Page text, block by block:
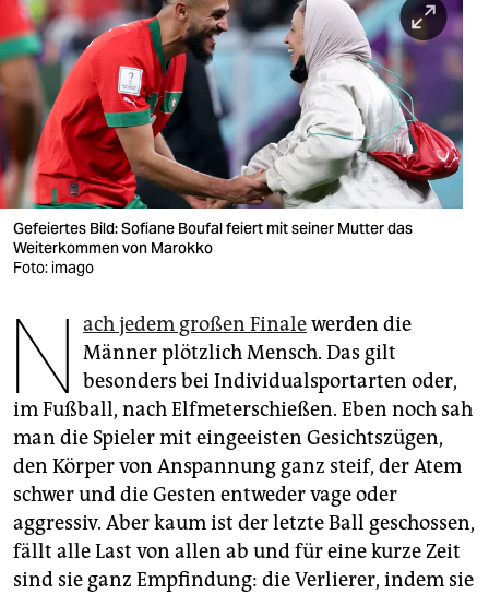
wahrheit
verlag
verlag
veranstaltungen
shop
fragen & hilfe
abo
genossenschaft
epaper login
Gefeiertes Bild: So­fiane Boufal feiert mit seiner Mutter das
Weiterkommen von Marokko
Foto: imago
N ach jedem großen Finalewerden die
Männer plötzlich Mensch. Das gilt
besonders bei Individualsportarten oder,
im Fußball, nach Elfmeterschießen. Eben noch sah
man die Spieler mit eingeeisten Gesichtszügen,
den Körper von Anspannung ganz steif, der Atem
schwer und die Gesten entweder vage oder
aggressiv. Aber kaum ist der letzte Ball geschossen,
fällt alle Last von allen ab und für eine kurze Zeit
sind sie ganz Empfindung: die Verlierer, indem sie